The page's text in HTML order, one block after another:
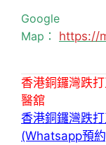
Google
Map： https://
香港銅鑼灣跌
醫舘
香港銅鑼灣跌
(Whatsapp預